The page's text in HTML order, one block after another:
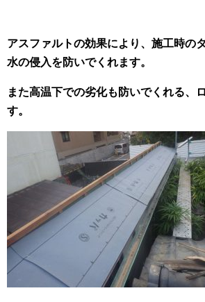
アスファルトの効果により、施工時の
水の侵入を防いでくれます。
また高温下での劣化も防いでくれる、
す。